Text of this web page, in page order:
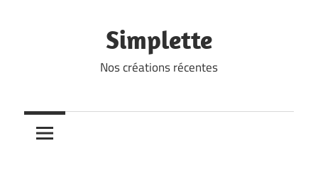
Simplette
Nos créations récentes